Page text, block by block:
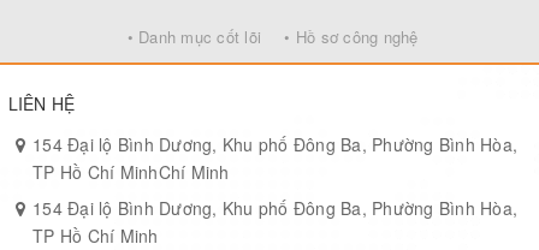
• Danh mục cốt lõi • Hồ sơ công nghệ
LIÊN HỆ
154 Đại lộ Bình Dương, Khu phố Đông Ba, Phường Bình Hòa,
TP Hồ Chí MinhChí Minh
154 Đại lộ Bình Dương, Khu phố Đông Ba, Phường Bình Hòa,
TP Hồ Chí Minh